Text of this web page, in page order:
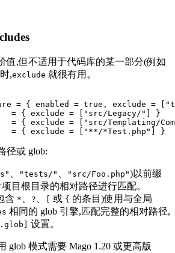
值,但不适用于代码库的某一部分(例如
,exclude 就很有用。
= { enabled = true , exclude = [
= { exclude = [
"src/Legacy/"
= { exclude = [
"src/Templating/
= { exclude = [
"**/*Test.php"
径或 glob:
"tests/" "src/Foo.php")以前缀
目根目录的相对路径进行匹配。
含 * ? 或 { 的条目)使用与全局
相同的 glob 引擎,匹配完整的相对路径,
设置。
glob 模式需要 Mago 1.20 或更高版